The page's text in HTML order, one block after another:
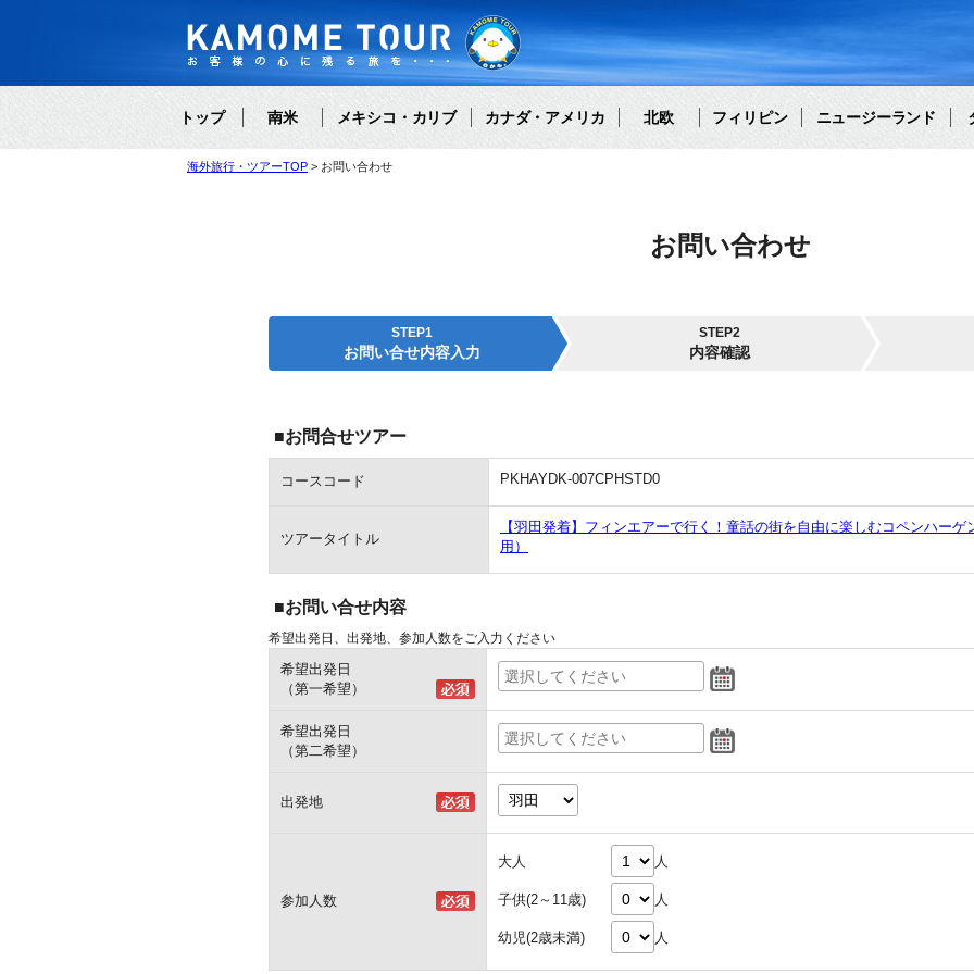
トップ 南米 メキシコ・カリブ カナダ・アメリカ 北欧 フィリピン ニュージーランド
海外旅行・ツアーTOP お問い合わせ
お問い合わせ
STEP1
お問い合せ内容入力
STEP2
内容確認
■お問合せツアー
コースコード PKHAYDK-007CPHSTD0
ツアータイトル
【羽田発着】フィンエアーで行く！童話の街を自由に楽しむコペンハーゲ
用）
■お問い合せ内容
希望出発日、出発地、参加人数をご入力ください
希望出発日
（第一希望）
希望出発日
（第二希望）
出発地
参加人数
大人 人
子供(2～11歳) 人
幼児(2歳未満) 人